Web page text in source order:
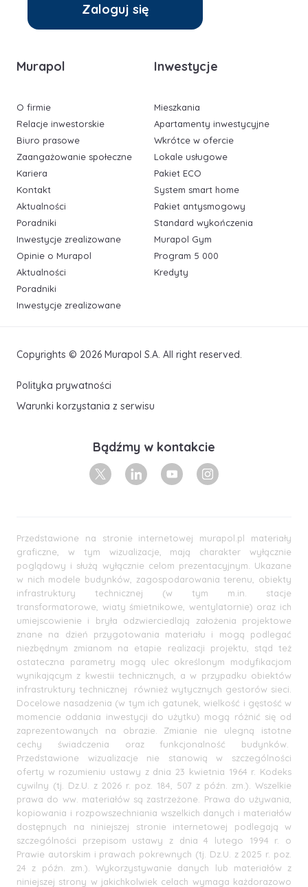
Murapol
O firmie
Relacje inwestorskie
Biuro prasowe
Zaangażowanie społeczne
Kariera
Kontakt
Aktualności
Poradniki
Inwestycje zrealizowane
Opinie o Murapol
Aktualności
Poradniki
Inwestycje zrealizowane
Inwestycje
Mieszkania
Apartamenty inwestycyjne
Wkrótce w ofercie
Lokale usługowe
Pakiet ECO
System smart home
Pakiet antysmogowy
Standard wykończenia
Murapol Gym
Program 5 000
Kredyty
Zaloguj się
Copyrights © 2026 Murapol S.A. All right reserved.
Polityka prywatności
Warunki korzystania z serwisu
Bądźmy w kontakcie
X LinkedinYoutubeInstagram
Przedstawione na stronie internetowej murapol.pl materiały
graficzne, w tym wizualizacje, mają charakter wyłącznie
poglądowy i służą wyłącznie celom prezentacyjnym. Ukazane
w nich modele budynków, zagospodarowania terenu, obiekty
infrastruktury technicznej (w tym m.in. stacje
transformatorowe, wiaty śmietnikowe, wentylatornie) oraz ich
umiejscowienie i bryła odzwierciedlają założenia projektowe
znane na dzień przygotowania materiału i mogą podlegać
niezbędnym zmianom na etapie realizacji projektu, stąd też
ostateczna parametry mogą ulec określonym modyfikacjom
wynikającym z kwestii technicznych, a w przypadku obiektów
infrastruktury technicznej również wytycznych gestorów sieci.
Docelowe nasadzenia (w tym ich gatunek, wielkość i gęstość w
momencie oddania inwestycji do użytku) mogą różnić się od
zaprezentowanych na obrazie. Zmianie nie ulegną istotne
cechy świadczenia oraz funkcjonalność budynków.
Przedstawione wizualizacje nie stanowią w szczególności
oferty w rozumieniu ustawy z dnia 23 kwietnia 1964 r. Kodeks
cywilny (tj. Dz.U. z 2026 r. poz. 184, 507 z późn. zm.). Wszelkie
prawa do ww. materiałów są zastrzeżone. Prawa do używania,
kopiowania i rozpowszechniania wszelkich danych i materiałów
dostępnych na niniejszej stronie internetowej podlegają w
szczególności przepisom ustawy z dnia 4 lutego 1994 r. o
Prawie autorskim i prawach pokrewnych (tj. Dz.U. z 2025 r. poz.
24 z późn. zm.). Wykorzystywanie danych lub materiałów z
niniejszej strony w jakichkolwiek celach wymaga każdorazowo